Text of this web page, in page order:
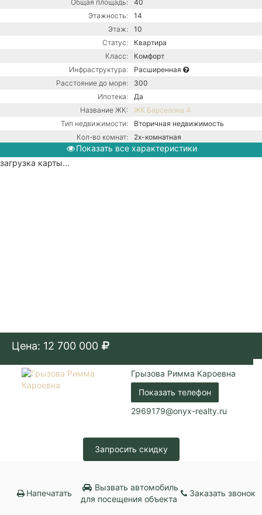
Общая площадь:
40
Этажность:
14
Этаж:
10
Статус:
Квартира
Класс:
Комфорт
Инфраструктура:
Расширенная
Расстояние до моря:
300
Ипотека:
Да
Название ЖК:
ЖК Барселона 4
Тип недвижимости:
Вторичная недвижимость
Кол-во комнат:
2х-комнатная
Тип дома:
Монолитно-блочное
Показать все характеристики
загрузка карты...
Цена: 12 700 000
Грызова Римма Кароевна
Показать телефон
2969179@onyx-realty.ru
Запросить скидку
Напечатать
Вызвать автомобиль
для посещения объекта
Заказать звонок